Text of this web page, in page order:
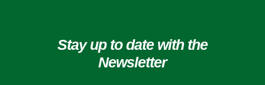
Stay up to date with the
Newsletter